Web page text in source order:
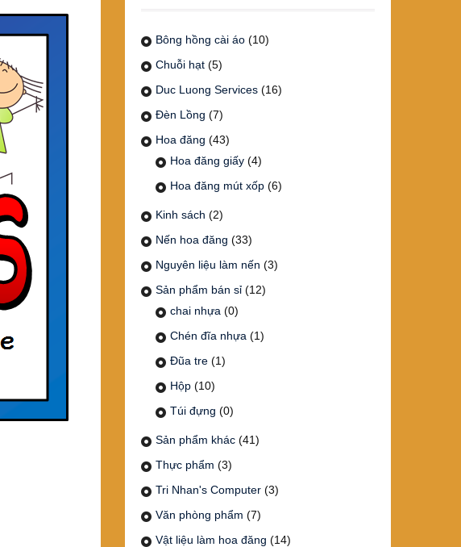
Bông hồng cài áo (10)
Chuỗi hạt (5)
Duc Luong Services (16)
Đèn Lồng (7)
Hoa đăng (43)
Hoa đăng giấy (4)
Hoa đăng mút xốp (6)
Kinh sách (2)
Nến hoa đăng (33)
Nguyên liệu làm nến (3)
Sản phẩm bán sỉ (12)
chai nhựa (0)
Chén đĩa nhựa (1)
Đũa tre (1)
Hộp (10)
Túi đựng (0)
Sản phẩm khác (41)
Thực phẩm (3)
Tri Nhan's Computer (3)
Văn phòng phẩm (7)
Vật liệu làm hoa đăng (14)